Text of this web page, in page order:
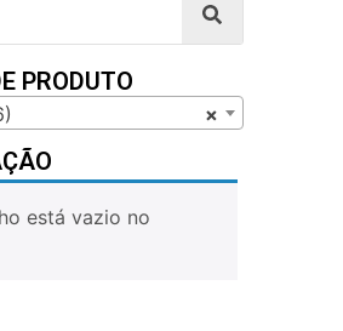
PRODUTO
×
está vazio no